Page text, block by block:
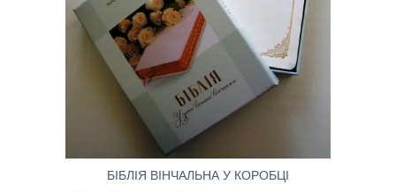
зі шкірозамінника,БІБЛІЯ ВІНЧАЛЬНА У КОРОБЦІ